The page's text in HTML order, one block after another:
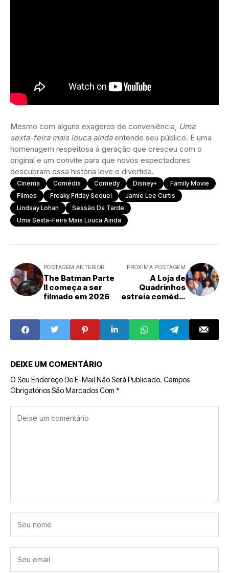
Mesmo com alguns exageros de conveniência, Uma
sexta-feira mais louca aindaentende seu público. É uma
homenagem respeitosa à geração que cresceu com o
original e um convite para que novos espectadores
descubram essa história leve e divertida.
Cinema Comédia Comedy Disney+
Family Movie
Filmes
Freaky Friday Sequel
Jamie Lee Curtis
Lindsay Lohan
Sessão Da Tarde
Uma Sexta-Feira Mais Louca Ainda
POSTAGEM ANTERIOR
The Batman Parte
II começa a ser
filmado em 2026
PRÓXIMA POSTAGEM
A Loja de
Quadrinhos
estreia comédia
DEIXE UM COMENTÁRIO
O Seu Endereço De E-Mail Não Será Publicado. Campos
Obrigatórios São Marcados Com *